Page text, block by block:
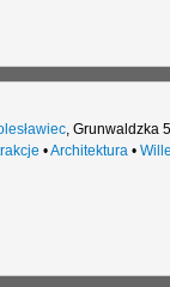
, Grunwaldzka 5
•Architektura• Wille